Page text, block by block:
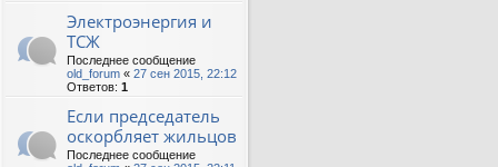
Электроэнергия и
ТСЖ
Последнее сообщение
old_forum « 27 сен 2015, 22:12
Ответов: 1
Если председатель
оскорбляет жильцов
Последнее сообщение